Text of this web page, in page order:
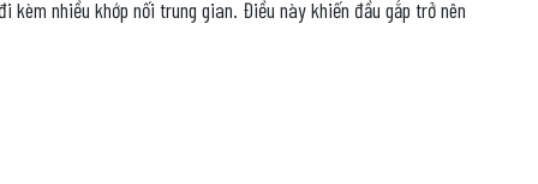
nhiều khớp nối trung gian. Điều này khiến đầu gắp trở nên